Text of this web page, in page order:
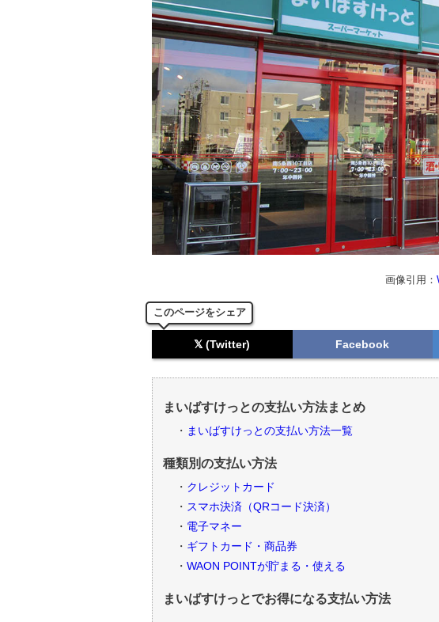
画像引用：
このページをシェア
𝕏 (Twitter) Facebook
まいばすけっとの支払い方法まとめ
まいばすけっとの支払い方法一覧
種類別の支払い方法
クレジットカード
スマホ決済（QRコード決済）
電子マネー
ギフトカード・商品券
WAON POINTが貯まる・使える
まいばすけっとでお得になる支払い方法